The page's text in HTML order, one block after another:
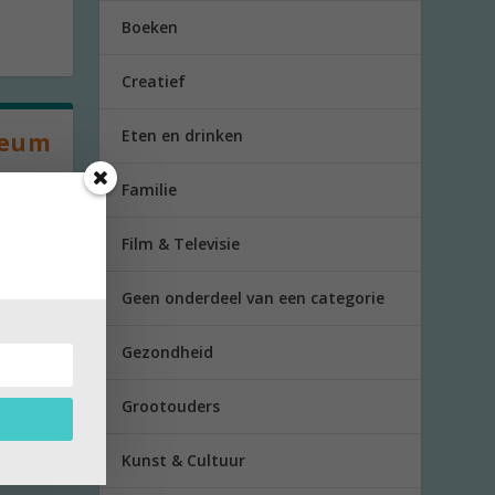
Boeken
Creatief
Eten en drinken
Familie
Film & Televisie
Geen onderdeel van een categorie
Gezondheid
Grootouders
Kunst & Cultuur